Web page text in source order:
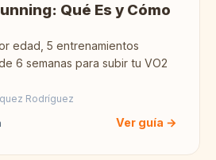
Qué Es y Cómo
edad, 5 entrenamientos
6 semanas para subir tu VO2
Rodríguez
Ver guía →